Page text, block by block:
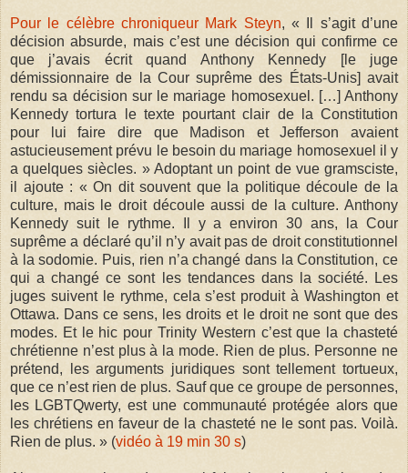
Pour le célèbre chroniqueur Mark Steyn, « Il s’agit d’une
décision absurde, mais c’est une décision qui confirme ce
que j’avais écrit quand Anthony Kennedy [le juge
démissionnaire de la Cour suprême des États-Unis] avait
rendu sa décision sur le mariage homosexuel. […] Anthony
Kennedy tortura le texte pourtant clair de la Constitution
pour lui faire dire que Madison et Jefferson avaient
astucieusement prévu le besoin du mariage homosexuel il y
a quelques siècles. » Adoptant un point de vue gramsciste,
il ajoute : « On dit souvent que la politique découle de la
culture, mais le droit découle aussi de la culture. Anthony
Kennedy suit le rythme. Il y a environ 30 ans, la Cour
suprême a déclaré qu’il n’y avait pas de droit constitutionnel
à la sodomie. Puis, rien n’a changé dans la Constitution, ce
qui a changé ce sont les tendances dans la société. Les
juges suivent le rythme, cela s’est produit à Washington et
Ottawa. Dans ce sens, les droits et le droit ne sont que des
modes. Et le hic pour Trinity Western c’est que la chasteté
chrétienne n’est plus à la mode. Rien de plus. Personne ne
prétend, les arguments juridiques sont tellement tortueux,
que ce n’est rien de plus. Sauf que ce groupe de personnes,
les LGBTQwerty, est une communauté protégée alors que
les chrétiens en faveur de la chasteté ne le sont pas. Voilà.
Rien de plus. » (vidéo à 19 min 30 s)